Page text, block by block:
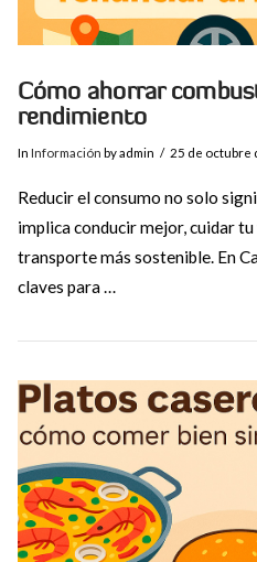
Cómo ahorrar
rendimiento
In Información by admin 25 de octubre
Reducir el consumo no solo
implica conducir mejor, cuidar
transporte más sostenible. En
claves para …